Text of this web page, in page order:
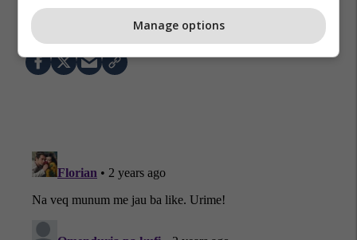
Kisha Katolike Në Shqipëri
Manage options